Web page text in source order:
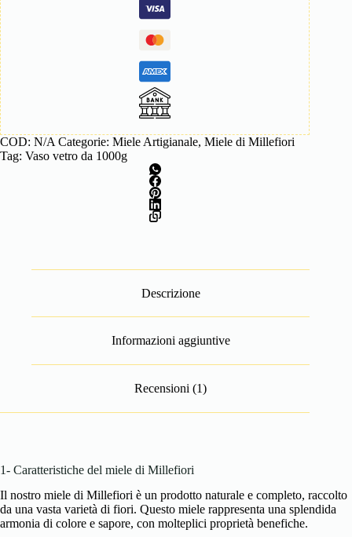
COD: N/A Categorie: Miele Artigianale, Miele di Millefiori
Tag: Vaso vetro da 1000g
Descrizione
Informazioni aggiuntive
Recensioni (1)
1- Caratteristiche del miele di Millefiori
Il nostro miele di Millefiori è un prodotto naturale e completo, raccolto
da una vasta varietà di fiori. Questo miele rappresenta una splendida
armonia di colore e sapore, con molteplici proprietà benefiche.